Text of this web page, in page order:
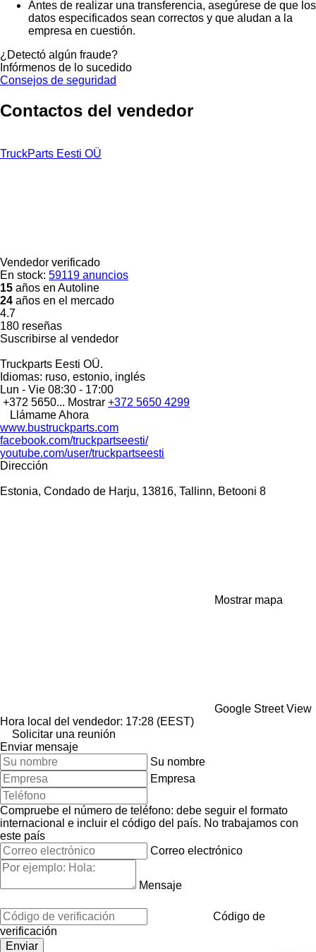
Antes de realizar una transferencia, asegúrese de que los
datos especificados sean correctos y que aludan a la
empresa en cuestión.
¿Detectó algún fraude?
Infórmenos de lo sucedido
Consejos de seguridad
Contactos del vendedor
TruckParts Eesti OÜ
Vendedor verificado
En stock: 59119 anuncios
15 años en Autoline
24 años en el mercado
4.7
180 reseñas
Suscribirse al vendedor
Truckparts Eesti OÜ.
Idiomas: ruso, estonio, inglés
Lun - Vie 08:30 - 17:00
+372 5650... Mostrar +372 5650 4299
Llámame Ahora
www.bustruckparts.com
facebook.com/truckpartseesti/
youtube.com/user/truckpartseesti
Dirección
Estonia, Condado de Harju, 13816, Tallinn, Betooni 8
Mostrar mapa
Google Street View
Hora local del vendedor: 17:28 (EEST)
Solicitar una reunión
Enviar mensaje
Su nombre
Empresa
Compruebe el número de teléfono: debe seguir el formato
internacional e incluir el código del país. No trabajamos con
este país
Correo electrónico
Mensaje
Código de
verificación